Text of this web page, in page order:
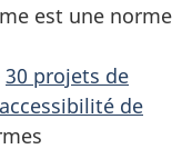
est une norme
30 projets de
de